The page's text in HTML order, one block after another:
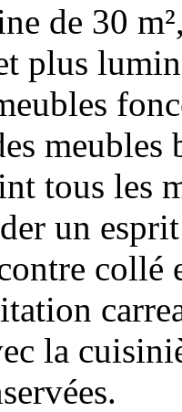
de 30
plus
tous les
un
collé
la